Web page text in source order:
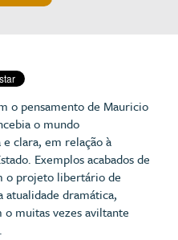
o pensamento de Mauricio
o mundo
clara, em relação à
Exemplos acabados de
o projeto libertário de
atualidade dramática,
muitas vezes aviltante